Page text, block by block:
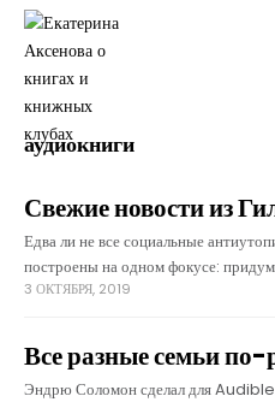
аудиокниги
Свежие новости из
Едва ли не все социальные
построены на одном фокусе:
общественное устройство с
3 ОКТЯБРЯ, 2019
Все разные семьи
Эндрю Соломон сделал для Audible